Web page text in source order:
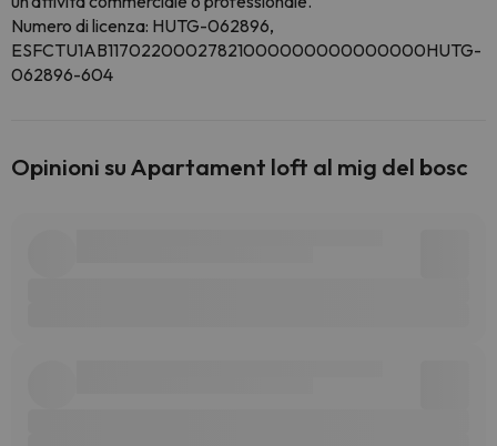
Numero di licenza: HUTG-062896,
ESFCTU1AB11702200027821000000000000000HUTG-
062896-604
Opinioni su Apartament loft al mig del bosc